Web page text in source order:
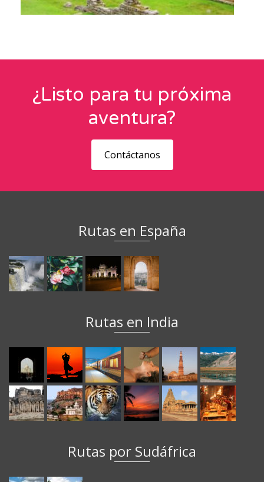
¿Listo para tu próxima
aventura?
Contáctanos
Rutas en España
Rutas en India
Rutas por Sudáfrica